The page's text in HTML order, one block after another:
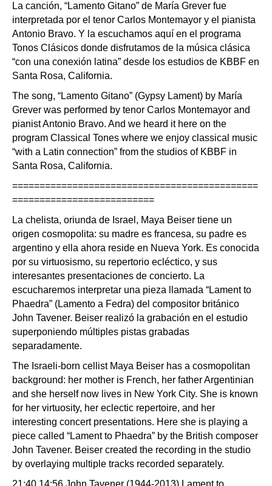
La canción, “Lamento Gitano” de María Grever fue
interpretada por el tenor Carlos Montemayor y el pianista
Antonio Bravo. Y la escuchamos aquí en el programa
Tonos Clásicos donde disfrutamos de la música clásica
“con una conexión latina” desde los estudios de KBBF en
Santa Rosa, California.
The song, “Lamento Gitano” (Gypsy Lament) by María
Grever was performed by tenor Carlos Montemayor and
pianist Antonio Bravo. And we heard it here on the
program Classical Tones where we enjoy classical music
“with a Latin connection” from the studios of KBBF in
Santa Rosa, California.
=============================================
==========================
La chelista, oriunda de Israel, Maya Beiser tiene un
origen cosmopolita: su madre es francesa, su padre es
argentino y ella ahora reside en Nueva York. Es conocida
por su virtuosismo, su repertorio ecléctico, y sus
interesantes presentaciones de concierto. La
escucharemos interpretar una pieza llamada “Lament to
Phaedra” (Lamento a Fedra) del compositor británico
John Tavener. Beiser realizó la grabación en el estudio
superponiendo múltiples pistas grabadas
separadamente.
The Israeli-born cellist Maya Beiser has a cosmopolitan
background: her mother is French, her father Argentinian
and she herself now lives in New York City. She is known
for her virtuosity, her eclectic repertoire, and her
interesting concert presentations. Here she is playing a
piece called “Lament to Phaedra” by the British composer
John Tavener. Beiser created the recording in the studio
by overlaying multiple tracks recorded separately.
21:40 14:56 John Tavener (1944-2013) Lament to